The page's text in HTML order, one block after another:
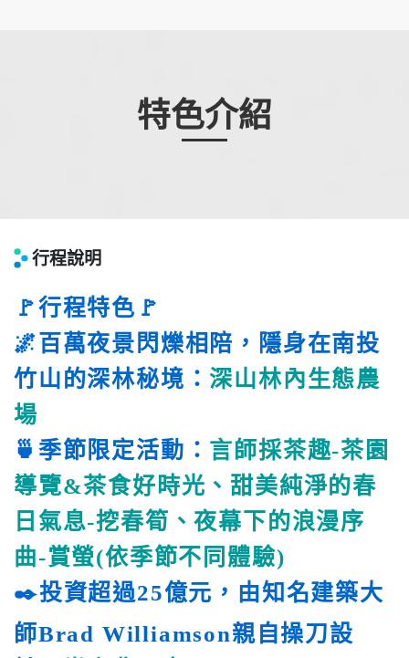
特色介紹
行程說明
🚩行程特色🚩
🌌百萬夜景閃爍相陪，隱身在南投
竹山的深林秘境：深山林內生態農
場
🍵季節限定活動： 言師採茶趣-茶園
導覽&茶食好時光、甜美純淨的春
日氣息-挖春筍、夜幕下的浪漫序
曲-賞螢(依季節不同體驗)
✒️投資超過25億元，由知名建築大
師Brad Williamson親自操刀設